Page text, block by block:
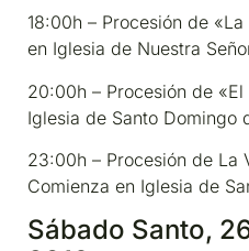
18:00h – Procesión de
en Iglesia de Nuestra
20:00h – Procesión de
Iglesia de Santo Domingo
23:00h – Procesión de La
Comienza en Iglesia de
Sábado Santo,